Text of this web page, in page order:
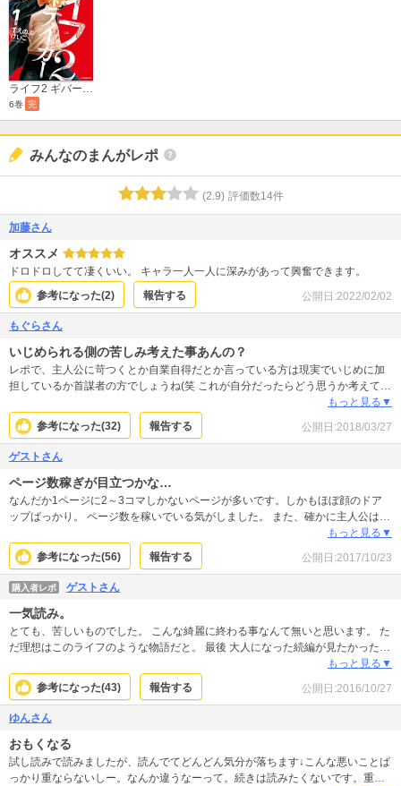
ライフ2 ギバーテイカー
6巻 完
みんなのまんがレポ
(2.9) 評価数14件
加藤さん
オススメ
ドロドロしてて凄くいい。 キャラ一人一人に深みがあって興奮できます。
参考になった(2) 報告する 公開日:2022/02/02
もぐらさん
いじめられる側の苦しみ考えた事あんの？
レポで、主人公に苛つくとか自業自得だとか言っている方は現実でいじめに加
担しているか首謀者の方でしょうね(笑 これが自分だったらどう思うか考えてみ
て下さい。それでも悪いと思わなければ人間じゃありませんよ。 こういう漫画
は読んでて悲しい気持ちになりますが、今の時代多くの人が読んで考え方を考
え直す必要がありますね…。
もっと見る▼
参考になった(32) 報告する 公開日:2018/03/27
ゲストさん
ページ数稼ぎが目立つかな…
なんだか1ページに2～3コマしかないページが多いです。しかもほぼ顔のドア
ップばっかり。 ページ数を稼いでいる気がしました。 また、確かに主人公は悲
惨な状況下にあるしクラスメイト達も許せませんが、普通、友人(しかも恩のあ
る)の彼氏と二人きりで彼氏の家に行くでしょうか？リアルでもこんな事したら
友達なくすし、信用も失います。 またクラスメイトにこの点を問われたとき
も、はっきり成り行きを言わずモゴモゴしてるだけで、呆れて去って行くクラ
スメイトに「信じてよー！」と叫ぶだけの主人公に苛立ちました。 他、キリッ
とした顔面ドアップで「負けない」と決意をするのに、次のページではいつも
と同じく怖くてブルブル、を何十回となく繰り返します。 これも飽きました。
もっと見る▼
参考になった(56) 報告する 公開日:2017/10/23
購入者レポ ゲストさん
一気読み。
とても、苦しいものでした。 こんな綺麗に終わる事なんて無いと思います。 た
だ理想はこのライフのような物語だと。 最後 大人になった続編が見たかったで
もっと見る▼
参考になった(43) 報告する 公開日:2016/10/27
ゆんさん
おもくなる
試し読みで読みましたが、読んでてどんどん気分が落ちます↓こんな悪いことば
っかり重ならないしー。なんか違うなーって。続きは読みたくないです。重す